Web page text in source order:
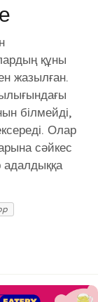
құны
жазылған.
білмейді,
Олар
сәйкес
адалдыққа